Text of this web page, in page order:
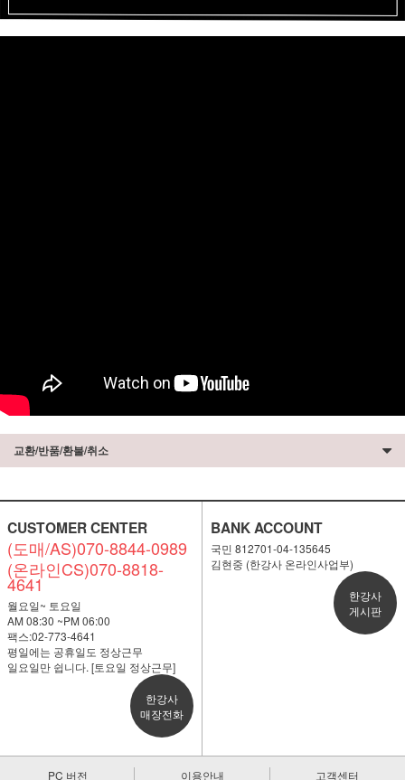
교환/반품/환불/취소
CUSTOMER CENTER
(도매/AS)070-8844-0989
(온라인CS)070-8818-
4641
월요일~ 토요일
AM 08:30 ~PM 06:00
팩스:02-773-4641
평일에는 공휴일도 정상근무
일요일만 쉽니다. [토요일 정상근무]
한강사
매장전화
BANK ACCOUNT
국민 812701-04-135645
김현중 (한강사 온라인사업부)
한강사
게시판
PC 버전 이용안내 고객센터